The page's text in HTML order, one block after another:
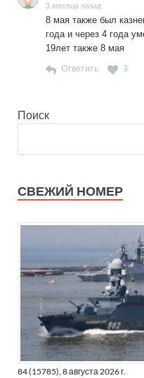
3 месяца назад
8 мая также был
года и через 4 года
19лет также 8 мая
Ответить 3
Поиск
СВЕЖИЙ НОМЕР
84 (15785), 8 августа 2026 г.